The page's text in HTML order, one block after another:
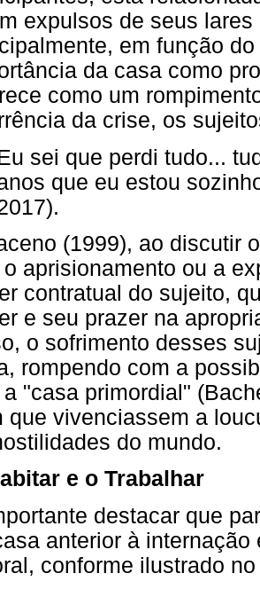
expulsos de seus
em função
da casa como
como um
da crise, os
sei que perdi tudo...
que eu estou
(1999), ao discutir
o aprisionamento ou a
contratual do sujeito,
e seu prazer na
o sofrimento desses
rompendo com a
a "casa primordial"
que vivenciassem a
do mundo.
e o Trabalhar
destacar que
anterior à
conforme ilustrado